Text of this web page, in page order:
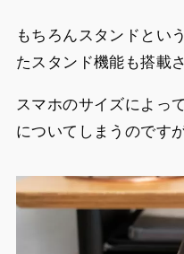
もちろんスタンドとい
たスタンド機能も搭載
スマホのサイズによっ
についてしまうのです